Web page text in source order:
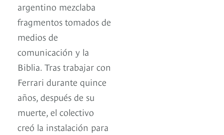
argentino mezclaba
fragmentos tomados de
medios de
comunicación y la
Biblia. Tras trabajar con
Ferrari durante quince
años, después de su
muerte, el colectivo
creó la instalación para